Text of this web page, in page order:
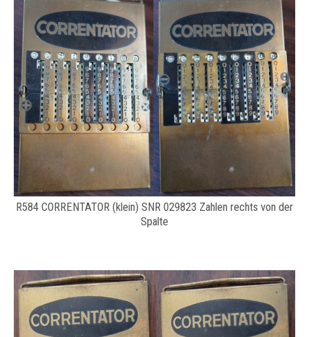
R584 CORRENTATOR (klein) SNR 029823 Zahlen rechts von der
Spalte